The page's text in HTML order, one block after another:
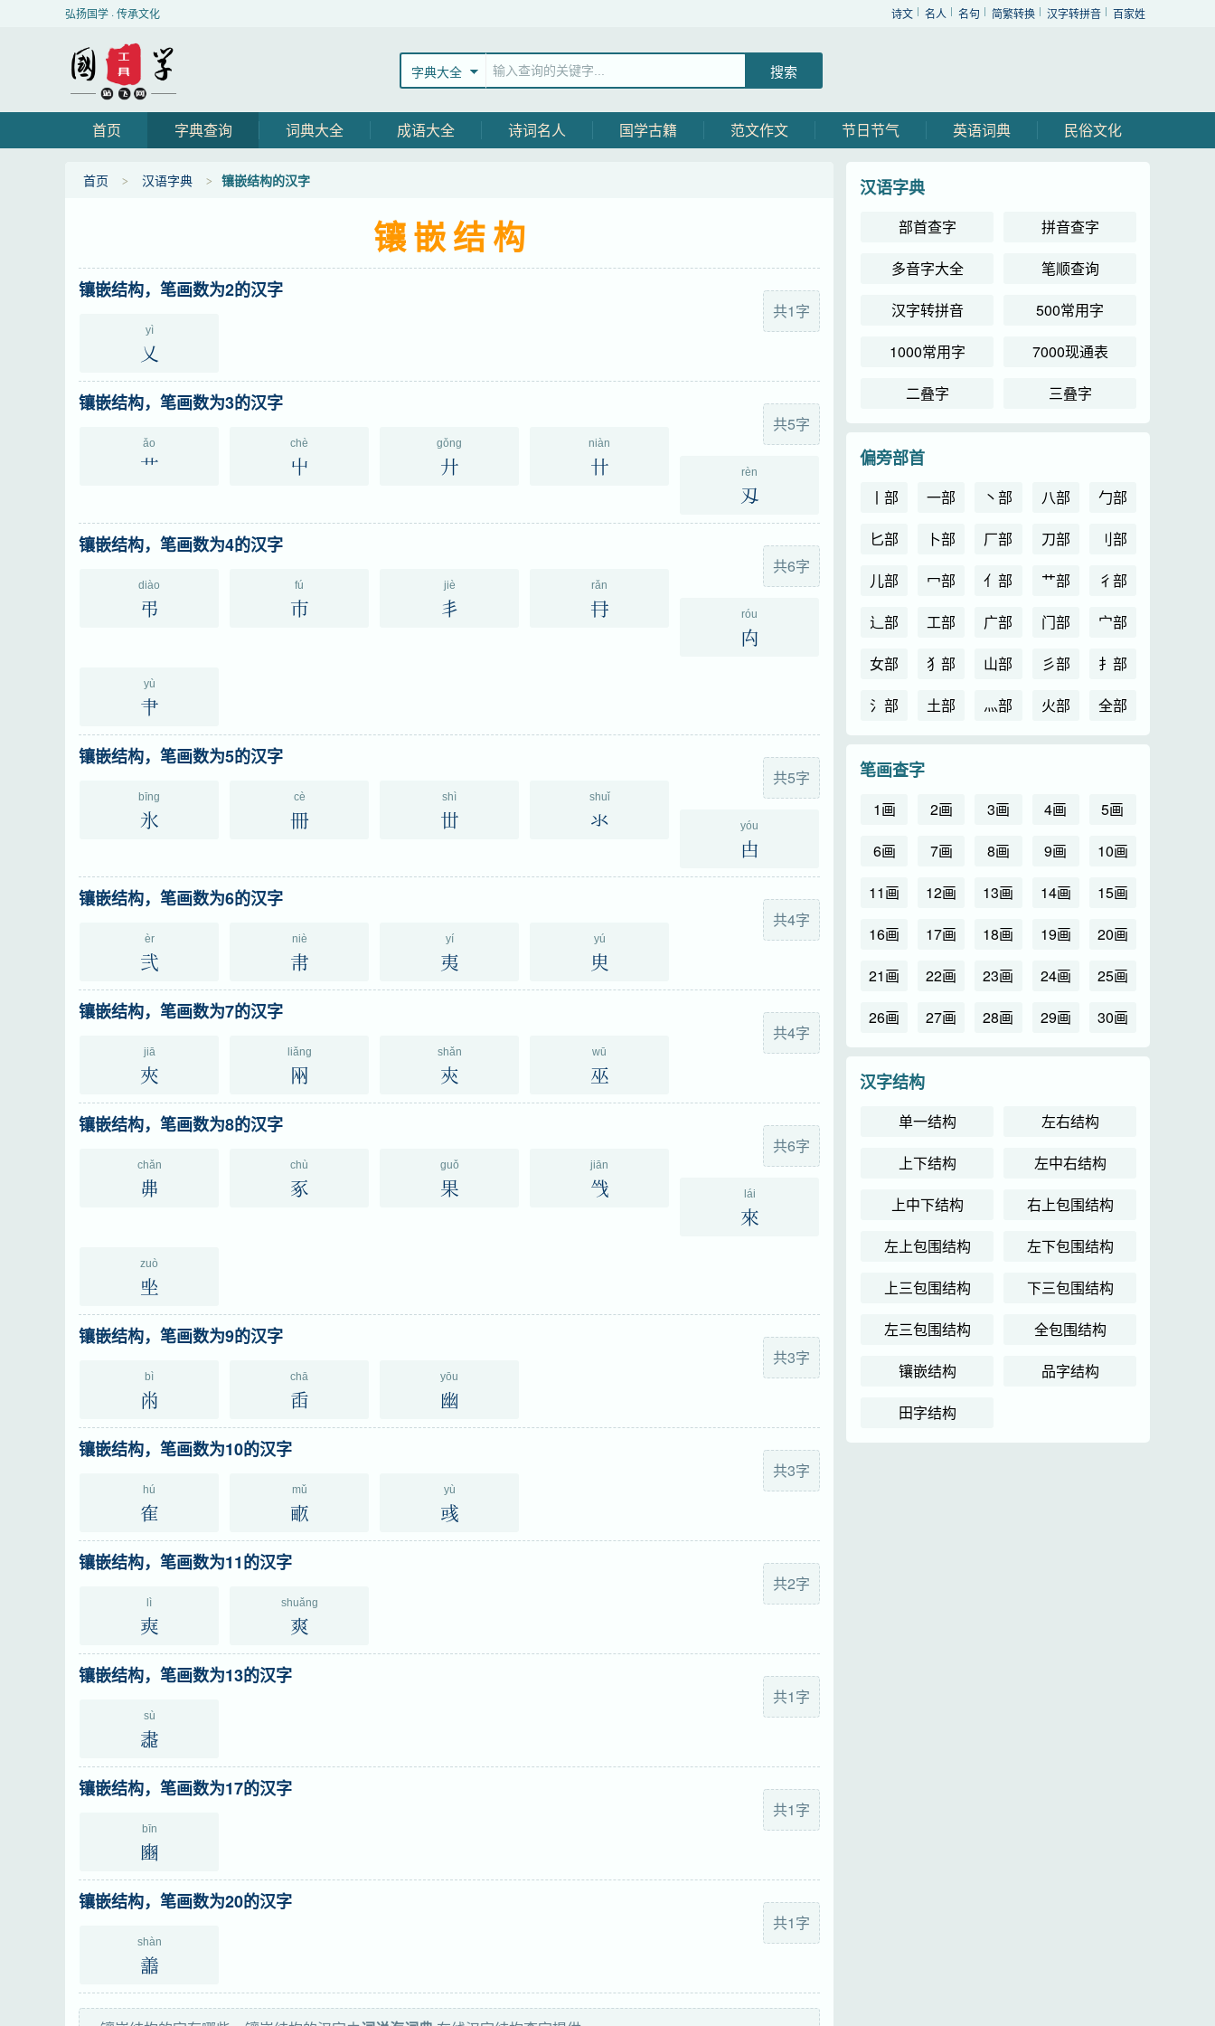
弘扬国学 · 传承文化 诗文 名人 名句 简繁转换 汉字转拼音 百家姓
字典大全
首页 字典查询 词典大全 成语大全 诗词名人 国学古籍 范文作文 节日节气 英语词典 民俗文化
首页 汉语字典 镶嵌结构的汉字
镶嵌结构
共1字
镶嵌结构，笔画数为2的汉字
yì
乂
共5字
镶嵌结构，笔画数为3的汉字
ǎo
艹
chè
屮
gǒng
廾
niàn
卄 rèn
刄
共6字
镶嵌结构，笔画数为4的汉字
diào
弔
fú
巿
jiè
丯
rǎn
冄 róu
禸
yù
肀
共5字
镶嵌结构，笔画数为5的汉字
bīng
氷
cè
冊
shì
丗
shuǐ
氺 yóu
甴
共4字
镶嵌结构，笔画数为6的汉字
èr
弐
niè
帇
yí
夷
yú
㬰
共4字
镶嵌结构，笔画数为7的汉字
jiā
夾
liǎng
㒳
shǎn
㚒
wū
巫
共6字
镶嵌结构，笔画数为8的汉字
chǎn
丳
chù
豖
guǒ
果
jiān
㦰 lái
來
zuò
㘴
共3字
镶嵌结构，笔画数为9的汉字
bì
㡀
chā
臿
yōu
幽
共3字
镶嵌结构，笔画数为10的汉字
hú
隺
mǔ
畞
yù
彧
共2字
镶嵌结构，笔画数为11的汉字
lì
㻎
shuǎng
爽
共1字
镶嵌结构，笔画数为13的汉字
sù
䏋
共1字
镶嵌结构，笔画数为17的汉字
bīn
豳
共1字
镶嵌结构，笔画数为20的汉字
shàn
譱
汉语字典
部首查字
拼音查字
多音字大全
笔顺查询
汉字转拼音
500常用字
1000常用字
7000现通表
二叠字
三叠字
偏旁部首
丨部 一部 丶部 八部
勹部
匕部
卜部 厂部 刀部
刂部
儿部
冖部 亻部 艹部
彳部
辶部
工部 广部 门部
宀部
女部
犭部 山部 彡部
扌部
氵部
土部 灬部 火部 全部
笔画查字
1画 2画 3画 4画
5画
6画
7画 8画 9画
10画
11画
12画 13画 14画
15画
16画
17画 18画 19画
20画
21画
22画 23画 24画
25画
26画
27画 28画 29画 30画
汉字结构
单一结构
左右结构
上下结构
左中右结构
上中下结构
右上包围结构
左上包围结构
左下包围结构
上三包围结构
下三包围结构
左三包围结构
全包围结构
镶嵌结构
品字结构
田字结构